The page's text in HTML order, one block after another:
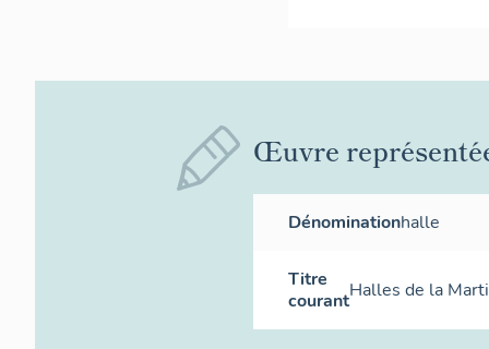
Œuvre
Dénominationhalle
Titre
courantHalles de la